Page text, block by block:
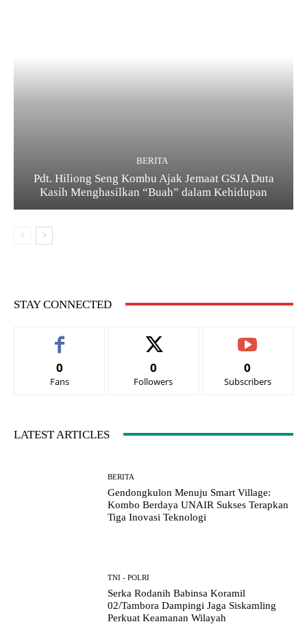
BERITA
Pdt. Hiliong Seng Kombu Ajak Jemaat GSJA Duta
Kasih Menghasilkan “Buah” dalam Kehidupan
STAY CONNECTED
0
Fans
0
Followers
0
Subscribers
LATEST ARTICLES
BERITA
Gendongkulon Menuju Smart Village:
Kombo Berdaya UNAIR Sukses Terapkan
Tiga Inovasi Teknologi
TNI - POLRI
Serka Rodanih Babinsa Koramil
02/Tambora Dampingi Jaga Siskamling
Perkuat Keamanan Wilayah